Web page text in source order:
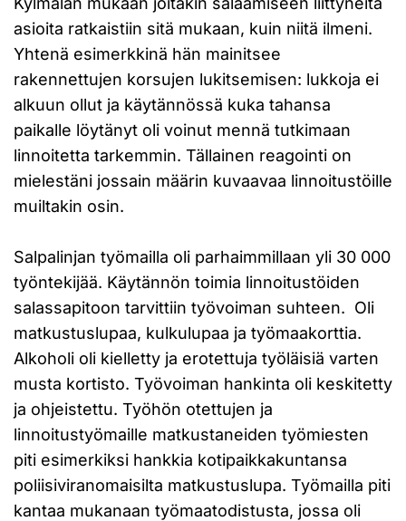
asioita ratkaistiin sitä mukaan, kuin niitä ilmeni.
Yhtenä esimerkkinä hän mainitsee
rakennettujen korsujen lukitsemisen: lukkoja ei
alkuun ollut ja käytännössä kuka tahansa
paikalle löytänyt oli voinut mennä tutkimaan
linnoitetta tarkemmin. Tällainen reagointi on
mielestäni jossain määrin kuvaavaa linnoitustöille
muiltakin osin.
Salpalinjan työmailla oli parhaimmillaan yli 30 000
työntekijää. Käytännön toimia linnoitustöiden
salassapitoon tarvittiin työvoiman suhteen. Oli
matkustuslupaa, kulkulupaa ja työmaakorttia.
Alkoholi oli kielletty ja erotettuja työläisiä varten
musta kortisto. Työvoiman hankinta oli keskitetty
ja ohjeistettu. Työhön otettujen ja
linnoitustyömaille matkustaneiden työmiesten
piti esimerkiksi hankkia kotipaikkakuntansa
poliisiviranomaisilta matkustuslupa. Työmailla piti
kantaa mukanaan työmaatodistusta, jossa oli